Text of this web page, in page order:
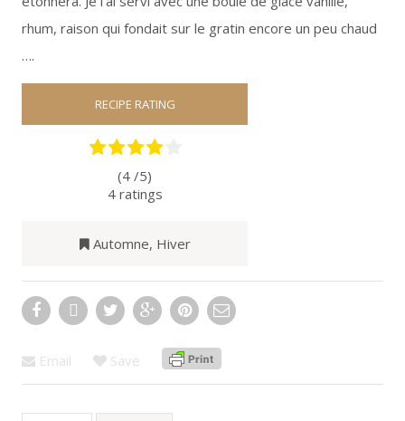
rhum, raison qui fondait sur le gratin encore un peu chaud
….
RECIPE RATING
(4 /5)
4 ratings
Automne, Hiver
Email Save